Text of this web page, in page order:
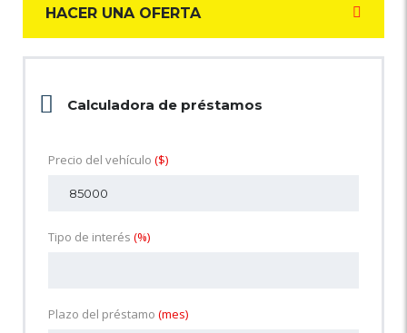
HACER UNA OFERTA
Calculadora de préstamos
Precio del vehículo ($)
Tipo de interés (%)
Plazo del préstamo (mes)